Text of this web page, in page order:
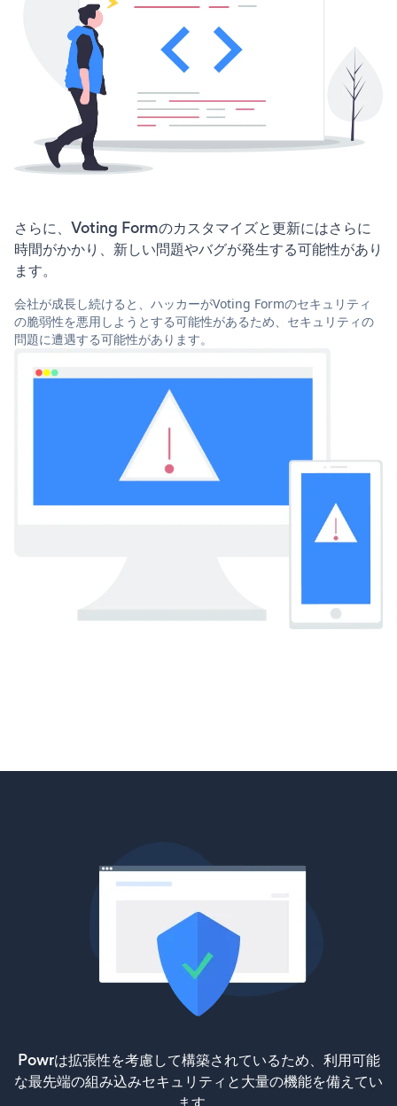
さらに、Voting Formのカスタマイズと更新にはさらに
時間がかかり、新しい問題やバグが発生する可能性があり
ます。
会社が成長し続けると、ハッカーがVoting Formのセキュリティ
の脆弱性を悪用しようとする可能性があるため、セキュリティの
問題に遭遇する可能性があります。
Powrは拡張性を考慮して構築されているため、利用可能
な最先端の組み込みセキュリティと大量の機能を備えてい